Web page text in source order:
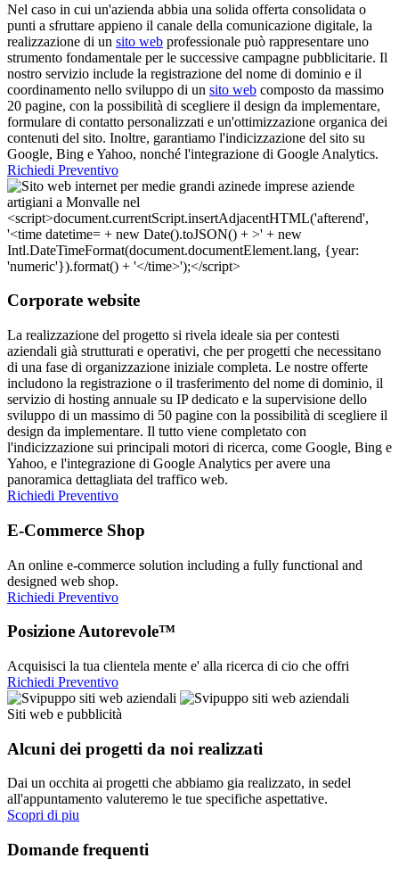
Nel caso in cui un'azienda abbia una solida offerta consolidata o
punti a sfruttare appieno il canale della comunicazione digitale, la
realizzazione di un sito web professionale può rappresentare uno
strumento fondamentale per le successive campagne pubblicitarie. Il
nostro servizio include la registrazione del nome di dominio e il
coordinamento nello sviluppo di un sito web composto da massimo
20 pagine, con la possibilità di scegliere il design da implementare,
formulare di contatto personalizzati e un'ottimizzazione organica dei
contenuti del sito. Inoltre, garantiamo l'indicizzazione del sito su
Google, Bing e Yahoo, nonché l'integrazione di Google Analytics.
Richiedi Preventivo
Corporate website
La realizzazione del progetto si rivela ideale sia per contesti
aziendali già strutturati e operativi, che per progetti che necessitano
di una fase di organizzazione iniziale completa. Le nostre offerte
includono la registrazione o il trasferimento del nome di dominio, il
servizio di hosting annuale su IP dedicato e la supervisione dello
sviluppo di un massimo di 50 pagine con la possibilità di scegliere il
design da implementare. Il tutto viene completato con
l'indicizzazione sui principali motori di ricerca, come Google, Bing e
Yahoo, e l'integrazione di Google Analytics per avere una
panoramica dettagliata del traffico web.
Richiedi Preventivo
E-Commerce Shop
An online e-commerce solution including a fully functional and
designed web shop.
Richiedi Preventivo
Posizione Autorevole™
Acquisisci la tua clientela mente e' alla ricerca di cio che offri
Richiedi Preventivo
Siti web e pubblicità
Alcuni dei progetti da noi realizzati
Dai un occhita ai progetti che abbiamo gia realizzato, in sedel
all'appuntamento valuteremo le tue specifiche aspettative.
Scopri di piu
Domande frequenti